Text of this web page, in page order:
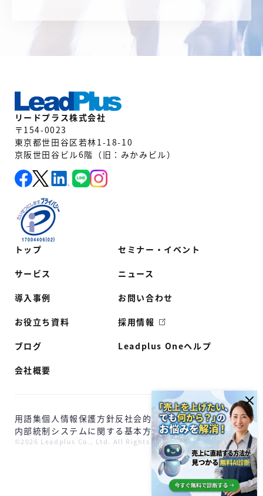
トップ
サービス
導入事例
お役立ち資料
ブログ
会社概要
セミナー・イベント
ニュース
お問い合わせ
採用情報
Leadplus Oneヘルプ
リードプラス株式会社
〒154-0023
東京都世田谷区若林1-18-10
京阪世田谷ビル6階（旧：みかみビル）
©2026 Leadplus Co., Ltd. All Rights Reserved.
用語集個人情報保護方針反社会的勢力に対する基本方針
内部統制システムに関する基本方針